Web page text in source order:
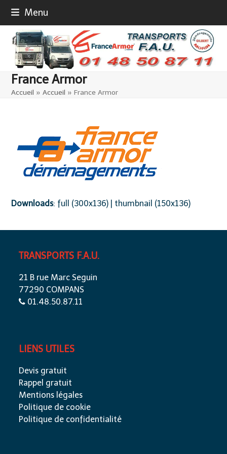
content
Menu
France Armor
Accueil »Accueil »France Armor
Downloads: full (300x136) thumbnail (150x136)
TRANSPORTS F.A.U.
21 B rue Marc Seguin
77290 COMPANS
01.48.50.87.11
LIENS UTILES
Devis gratuit
Rappel gratuit
Mentions légales
Politique de cookie
Politique de confidentialité